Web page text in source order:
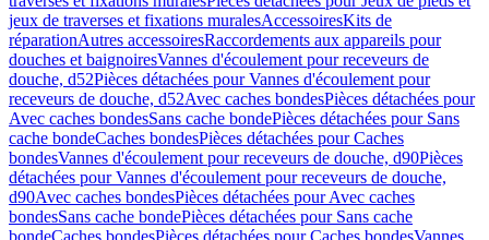
jeux de traverses et fixations muralesAccessoiresKits de
réparationAutres accessoiresRaccordements aux appareils pour
douches et baignoiresVannes d'écoulement pour receveurs de
douche, d52Pièces détachées pour Vannes d'écoulement pour
receveurs de douche, d52Avec caches bondesPièces détachées pour
Avec caches bondesSans cache bondePièces détachées pour Sans
cache bondeCaches bondesPièces détachées pour Caches
bondesVannes d'écoulement pour receveurs de douche, d90Pièces
détachées pour Vannes d'écoulement pour receveurs de douche,
d90Avec caches bondesPièces détachées pour Avec caches
bondesSans cache bondePièces détachées pour Sans cache
bondeCaches bondesPièces détachées pour Caches bondesVannes